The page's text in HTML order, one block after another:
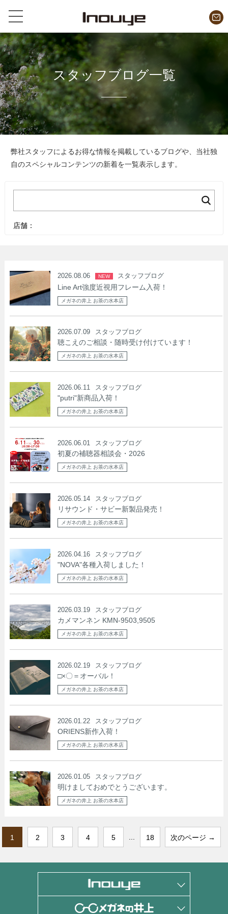
スタッフブログ一覧
弊社スタッフによるお得な情報を掲載しているブログや、 当社独
自のスペシャルコンテンツの新着を一覧表示します。
店舗
2026.08.06 NEW スタッフブログ
Line Art強度近視用フレーム入荷！
メガネの井上 お茶の水本店
2026.07.09 スタッフブログ
聴こえのご相談・随時受け付けています！
メガネの井上 お茶の水本店
2026.06.11 スタッフブログ
"putri"新商品入荷！
メガネの井上 お茶の水本店
2026.06.01 スタッフブログ
初夏の補聴器相談会・2026
メガネの井上 お茶の水本店
2026.05.14 スタッフブログ
リサウンド・サビー新製品発売！
メガネの井上 お茶の水本店
2026.04.16 スタッフブログ
"NOVA"各種入荷しました！
メガネの井上 お茶の水本店
2026.03.19 スタッフブログ
カメマンネン KMN-9503,9505
メガネの井上 お茶の水本店
2026.02.19 スタッフブログ
□×〇＝オーバル！
メガネの井上 お茶の水本店
2026.01.22 スタッフブログ
ORIENS新作入荷！
メガネの井上 お茶の水本店
2026.01.05 スタッフブログ
明けましておめでとうございます。
メガネの井上 お茶の水本店
1 2 3 4 5 18 次のページ →